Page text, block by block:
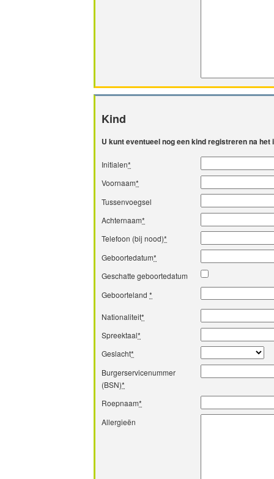
Kind
U kunt eventueel nog een kind registreren na
Initialen*
Voornaam*
Tussenvoegsel
Achternaam*
Telefoon (bij nood)*
Geboortedatum*
Geschatte geboortedatum
Geboorteland*
Nationaliteit*
Spreektaal*
Geslacht*
Burgerservicenummer
(BSN)*
Roepnaam*
Allergieën